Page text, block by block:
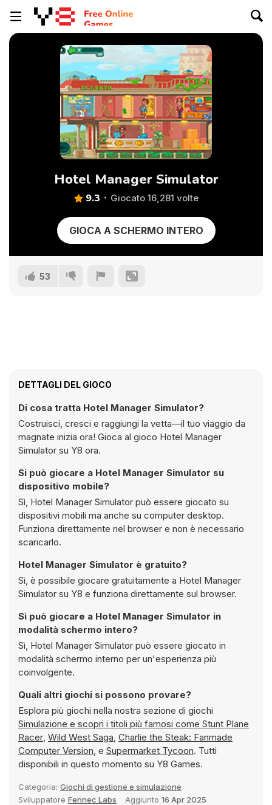
Hotel Manager Simulator
9.3 Giocato 16,281 volte
GIOCA A SCHERMO INTERO
53
DETTAGLI DEL GIOCO
Di cosa tratta Hotel Manager Simulator?
Costruisci, cresci e raggiungi la vetta—il tuo viaggio da
magnate inizia ora! Gioca al gioco Hotel Manager
Simulator su Y8 ora.
Si può giocare a Hotel Manager Simulator su
dispositivo mobile?
Sì, Hotel Manager Simulator può essere giocato su
dispositivi mobili ma anche su computer desktop.
Funziona direttamente nel browser e non è necessario
scaricarlo.
Hotel Manager Simulator è gratuito?
Sì, è possibile giocare gratuitamente a Hotel Manager
Simulator su Y8 e funziona direttamente sul browser.
Si può giocare a Hotel Manager Simulator in
modalità schermo intero?
Sì, Hotel Manager Simulator può essere giocato in
modalità schermo interno per un'esperienza più
coinvolgente.
Quali altri giochi si possono provare?
Esplora più giochi nella nostra sezione di giochi
Simulazione e scopri i titoli più famosi come Stunt Plane
Racer, Wild West Saga, Charlie the Steak: Fanmade
Computer Version, e Supermarket Tycoon. Tutti
disponibili in questo momento su Y8 Games.
Categoria: Giochi di gestione e simulazione
Sviluppatore Fennec Labs Aggiunto 16 Apr 2025